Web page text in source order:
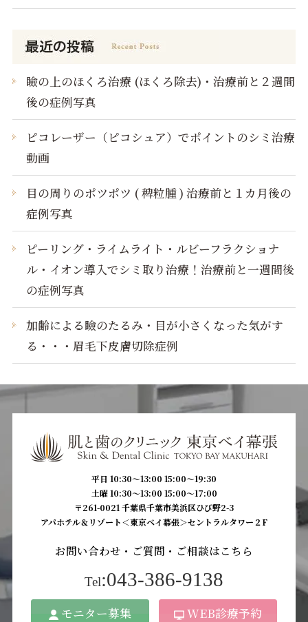
瞼の上のほくろ治療 (ほくろ除去)・治療前と２週間
後の症例写真
ピコレーザー（ピコシュア）でポイントのシミ治療
動画
目の周りのポツポツ ( 稗粒腫 ) 治療前と１カ月後の
症例写真
ピーリング・ライムライト・ルビーフラクショナ
ル・イオン導入でシミ取り治療！治療前と一週間後
の症例写真
加齢による瞼のたるみ・目が小さくなった気がす
る・・・眉毛下皮膚切除症例
平日 10:30〜13:00 15:00〜19:30
土曜 10:30〜13:00 15:00〜17:00
〒261-0021 千葉県千葉市美浜区ひび野2-3
アパホテル＆リゾート＜東京ベイ幕張＞セントラルタワー２F
お問い合わせ・ご質問・ご相談はこちら
Tel:043-386-9138
モニター募集 WEB診療予約